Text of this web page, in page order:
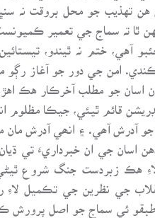
تهذيب جو محل بروقت نہ
ٿا تہ سماج جي تعمير
آهي، ختم نہ ٿيندو،
ڪندي. امن جي دور جو آغاز رڳو
اسان جو مطلب آخرڪار هڪ
قائم ٿيئي، جيڪا
جو آدرش آھي. ۽ انھي آدرش
اسان جي ان خبرداريءَ تي
هڪ زبردست جنگ شروع
جي نظرين جي تڪميل
طبقو ئي سماج جو اصل پرورش